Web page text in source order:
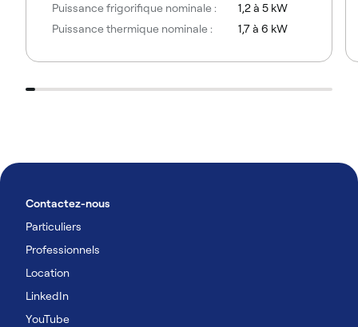
Puissance frigorifique nominale :
1,2 à 5 kW
Puissance thermique nominale :
1,7 à 6 kW
Contactez-nous
Particuliers
Professionnels
Location
LinkedIn
YouTube